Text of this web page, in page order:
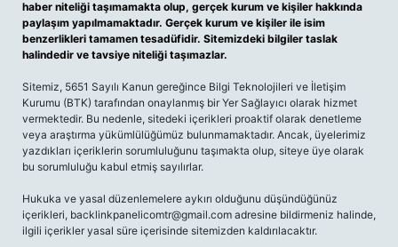
haber niteliği taşımamakta olup, gerçek kurum ve kişiler hakkında
paylaşım yapılmamaktadır. Gerçek kurum ve kişiler ile isim
benzerlikleri tamamen tesadüfidir. Sitemizdeki bilgiler taslak
halindedir ve tavsiye niteliği taşımazlar.
Sitemiz, 5651 Sayılı Kanun gereğince Bilgi Teknolojileri ve İletişim
Kurumu (BTK) tarafından onaylanmış bir Yer Sağlayıcı olarak hizmet
vermektedir. Bu nedenle, sitedeki içerikleri proaktif olarak denetleme
veya araştırma yükümlülüğümüz bulunmamaktadır. Ancak, üyelerimiz
yazdıkları içeriklerin sorumluluğunu taşımakta olup, siteye üye olarak
bu sorumluluğu kabul etmiş sayılırlar.
Hukuka ve yasal düzenlemelere aykırı olduğunu düşündüğünüz
içerikleri, backlinkpanelicomtr@gmail.com adresine bildirmeniz halinde,
ilgili içerikler yasal süre içerisinde sitemizden kaldırılacaktır.